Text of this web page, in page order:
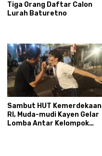
Tiga Orang Daftar Calon
Lurah Baturetno
Sambut HUT Kemerdekaan
RI, Muda-mudi Kayen Gelar
Lomba Antar Kelompok